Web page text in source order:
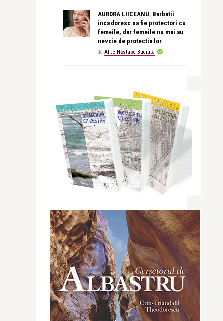
AURORA LIICEANU: Barbatii
inca doresc sa fie protectori cu
femeile, dar femeile nu mai au
nevoie de protectia lor
de Alice Năstase Buciuta